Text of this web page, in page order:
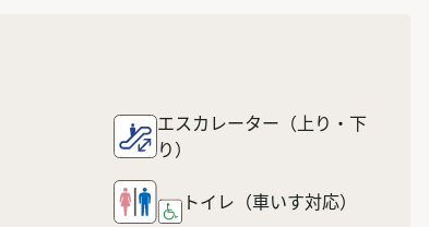
エスカレーター （上り・下
り）
トイレ （車いす対応）